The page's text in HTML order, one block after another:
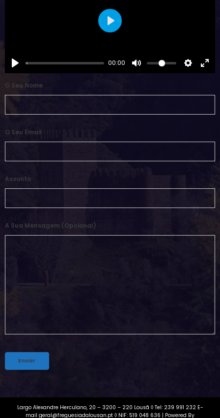
00:00
Play
O Seu Nome
O Seu Email
Assunto
A Sua Mensagem (opcional)
Largo Alexandre Herculano, 20 – 3200 – 220 Lousã ◊ Tel: 239 991 232 E-
mail geral@freguesiadalousan.pt ◊ NIF: 519 048 636 | Powered By